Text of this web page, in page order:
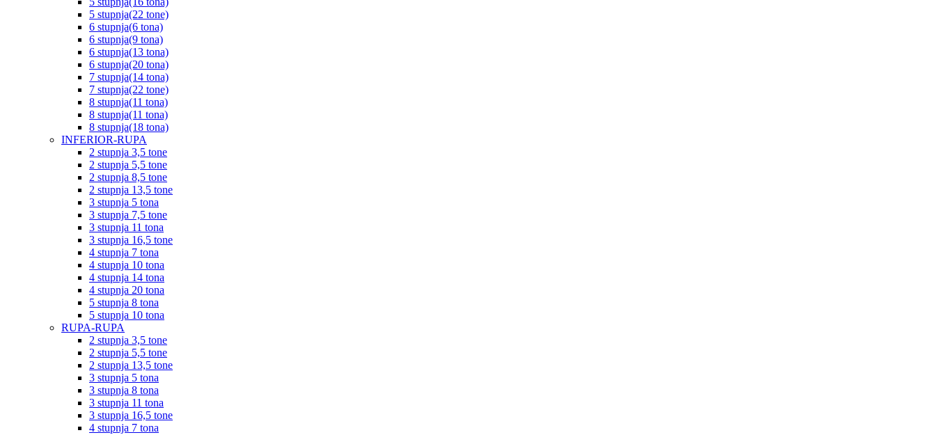
5 stupnja(22 tone)
6 stupnja(6 tona)
6 stupnja(9 tona)
6 stupnja(13 tona)
6 stupnja(20 tona)
7 stupnja(14 tona)
7 stupnja(22 tone)
8 stupnja(11 tona)
8 stupnja(11 tona)
8 stupnja(18 tona)
INFERIOR-RUPA
2 stupnja 3,5 tone
2 stupnja 5,5 tone
2 stupnja 8,5 tone
2 stupnja 13,5 tone
3 stupnja 5 tona
3 stupnja 7,5 tone
3 stupnja 11 tona
3 stupnja 16,5 tone
4 stupnja 7 tona
4 stupnja 10 tona
4 stupnja 14 tona
4 stupnja 20 tona
5 stupnja 8 tona
5 stupnja 10 tona
RUPA-RUPA
2 stupnja 3,5 tone
2 stupnja 5,5 tone
2 stupnja 13,5 tone
3 stupnja 5 tona
3 stupnja 8 tona
3 stupnja 11 tona
3 stupnja 16,5 tone
4 stupnja 7 tona